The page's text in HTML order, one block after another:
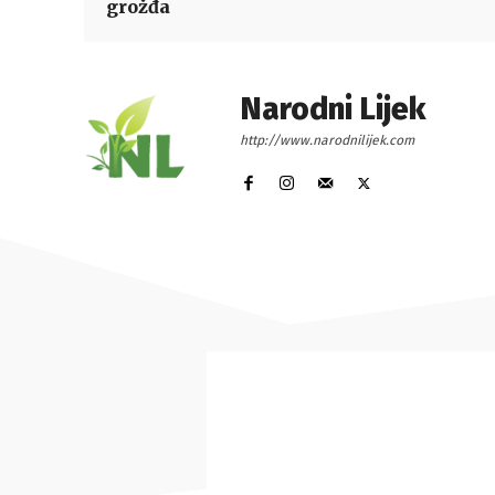
grožđa
Narodni Lijek
http://www.narodnilijek.com